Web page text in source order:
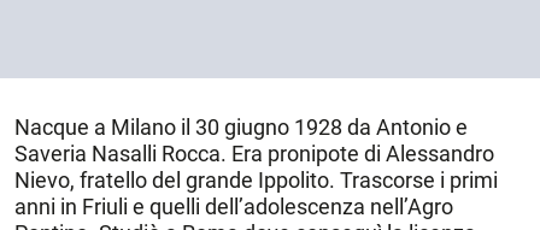
Nacque a Milano il 30 giugno 1928 da Antonio e
Saveria Nasalli Rocca. Era pronipote di Alessandro
Nievo, fratello del grande Ippolito. Trascorse i primi
anni in Friuli e quelli dell’adolescenza nell’Agro